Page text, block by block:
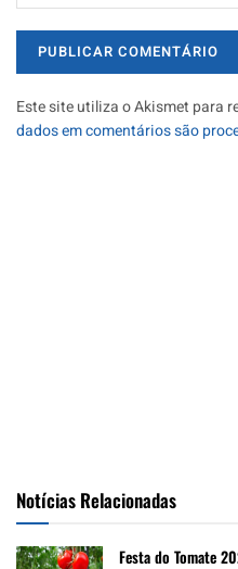
Este site utiliza o Akismet para
dados em comentários são
Notícias Relacionadas
Festa do Tomate